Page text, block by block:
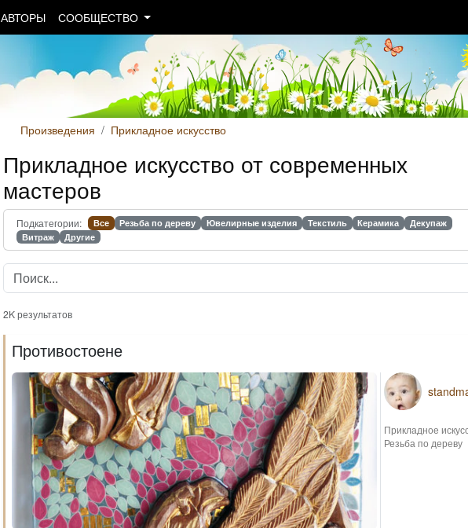
АВТОРЫ СООБЩЕСТВО
Произведения Прикладное искусство
Прикладное искусство от современных
мастеров
Подкатегории: Все Резьба по дереву Ювелирные изделия Текстиль Керамика
Декупаж
Витраж
Другие
2K результатов
Противостоене
Прикладное
Резьба по дереву